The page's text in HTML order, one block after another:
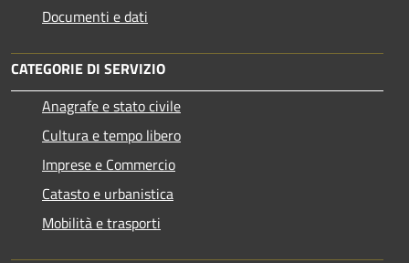
Documenti e dati
CATEGORIE DI SERVIZIO
Anagrafe e stato civile
Cultura e tempo libero
Imprese e Commercio
Catasto e urbanistica
Mobilità e trasporti